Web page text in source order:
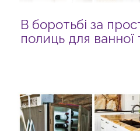
В боротьбі за
полиць для ванної